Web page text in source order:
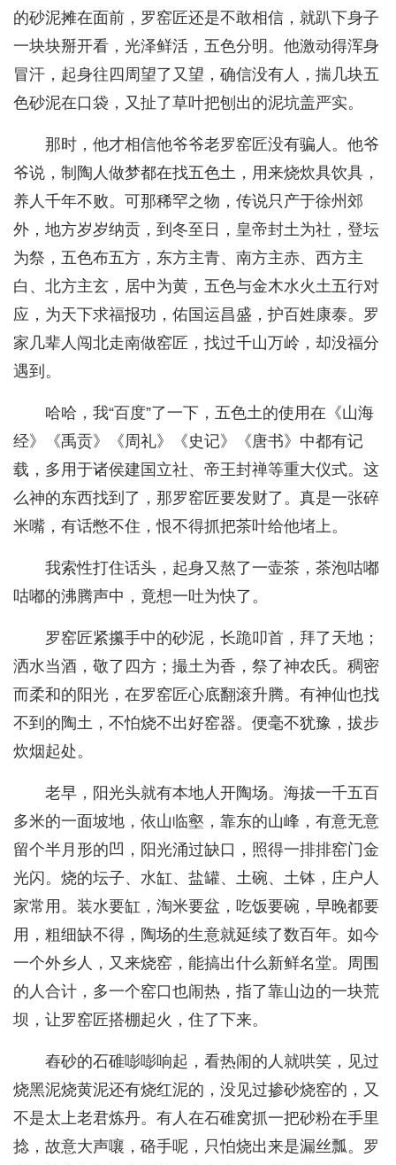
的砂泥摊在面前，罗窑匠还是不敢相信，就趴下身子
一块块掰开看，光泽鲜活，五色分明。他激动得浑身
冒汗，起身往四周望了又望，确信没有人，揣几块五
色砂泥在口袋，又扯了草叶把刨出的泥坑盖严实。
那时，他才相信他爷爷老罗窑匠没有骗人。他爷
爷说，制陶人做梦都在找五色土，用来烧炊具饮具，
养人千年不败。可那稀罕之物，传说只产于徐州郊
外，地方岁岁纳贡，到冬至日，皇帝封土为社，登坛
为祭，五色布五方，东方主青、南方主赤、西方主
白、北方主玄，居中为黄，五色与金木水火土五行对
应，为天下求福报功，佑国运昌盛，护百姓康泰。罗
家几辈人闯北走南做窑匠，找过千山万岭，却没福分
遇到。
哈哈，我“百度”了一下，五色土的使用在《山海
经》《禹贡》《周礼》《史记》《唐书》中都有记
载，多用于诸侯建国立社、帝王封禅等重大仪式。这
么神的东西找到了，那罗窑匠要发财了。真是一张碎
米嘴，有话憋不住，恨不得抓把茶叶给他堵上。
我索性打住话头，起身又熬了一壶茶，茶泡咕嘟
咕嘟的沸腾声中，竟想一吐为快了。
罗窑匠紧攥手中的砂泥，长跪叩首，拜了天地；
洒水当酒，敬了四方；撮土为香，祭了神农氏。稠密
而柔和的阳光，在罗窑匠心底翻滚升腾。有神仙也找
不到的陶土，不怕烧不出好窑器。便毫不犹豫，拔步
炊烟起处。
老早，阳光头就有本地人开陶场。海拔一千五百
多米的一面坡地，依山临壑，靠东的山峰，有意无意
留个半月形的凹，阳光涌过缺口，照得一排排窑门金
光闪。烧的坛子、水缸、盐罐、土碗、土钵，庄户人
家常用。装水要缸，淘米要盆，吃饭要碗，早晚都要
用，粗细缺不得，陶场的生意就延续了数百年。如今
一个外乡人，又来烧窑，能搞出什么新鲜名堂。周围
的人合计，多一个窑口也闹热，指了靠山边的一块荒
坝，让罗窑匠搭棚起火，住了下来。
舂砂的石碓嘭嘭响起，看热闹的人就哄笑，见过
烧黑泥烧黄泥还有烧红泥的，没见过掺砂烧窑的，又
不是太上老君炼丹。有人在石碓窝抓一把砂粉在手里
捻，故意大声嚷，硌手呢，只怕烧出来是漏丝瓢。罗